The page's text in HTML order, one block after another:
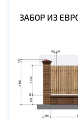
ЗАБОР ИЗ